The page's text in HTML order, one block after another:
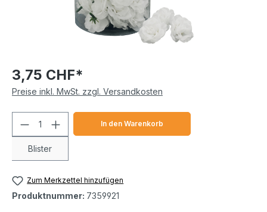
3,75 CHF*
Preise inkl. MwSt. zzgl. Versandkosten
Produkt Anzahl: Gib den
Blister
In den Warenkorb
Zum Merkzettel hinzufügen
Produktnummer: 7359921